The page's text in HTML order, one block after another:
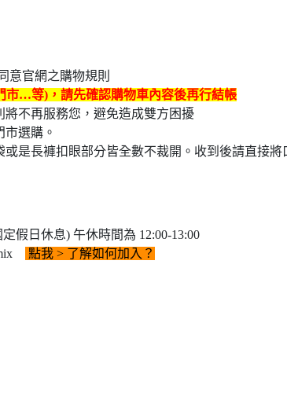
意官網之購物規則
市…等)，請先確認購物車內容後再行結帳
不再服務您，避免造成雙方困擾
選購。
是長褲扣眼部分皆全數不裁開。收到後請直接
日休息) 午休時間為 12:00-13:00
點我 > 了解如何加入？